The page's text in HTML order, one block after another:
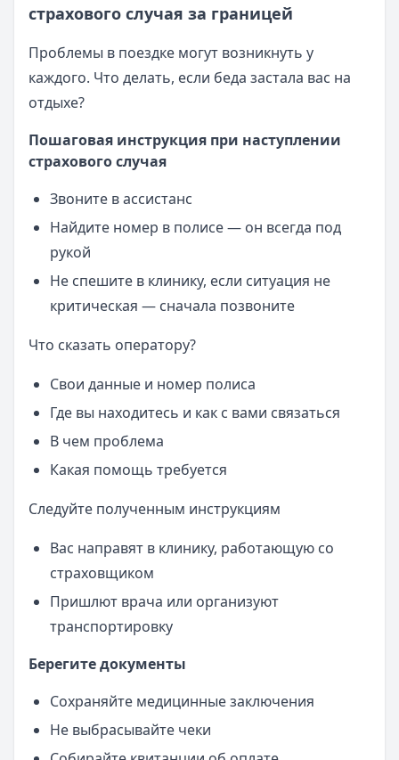
страхового случая за границей
Проблемы в поездке могут возникнуть у
каждого. Что делать, если беда застала вас на
отдыхе?
Пошаговая инструкция при наступлении
страхового случая
Звоните в ассистанс
Найдите номер в полисе — он всегда под
рукой
Не спешите в клинику, если ситуация не
критическая — сначала позвоните
Что сказать оператору?
Свои данные и номер полиса
Где вы находитесь и как с вами связаться
В чем проблема
Какая помощь требуется
Следуйте полученным инструкциям
Вас направят в клинику, работающую со
страховщиком
Пришлют врача или организуют
транспортировку
Берегите документы
Сохраняйте медицинные заключения
Не выбрасывайте чеки